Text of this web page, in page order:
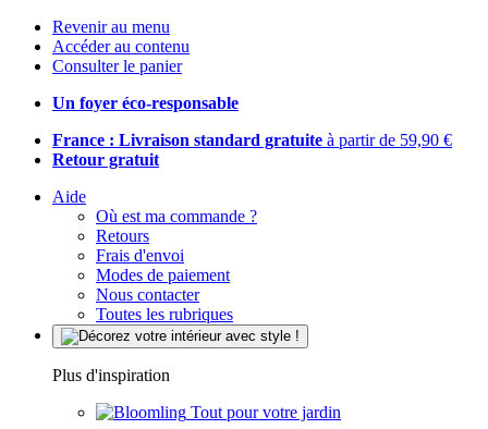
Revenir au menu
Accéder au contenu
Consulter le panier
Un foyer éco-responsable
France : Livraison standard gratuite à partir de 59,90 €
Retour gratuit
Aide
Où est ma commande ?
Retours
Frais d'envoi
Modes de paiement
Nous contacter
Toutes les rubriques
Plus d'inspiration
Tout pour votre jardin